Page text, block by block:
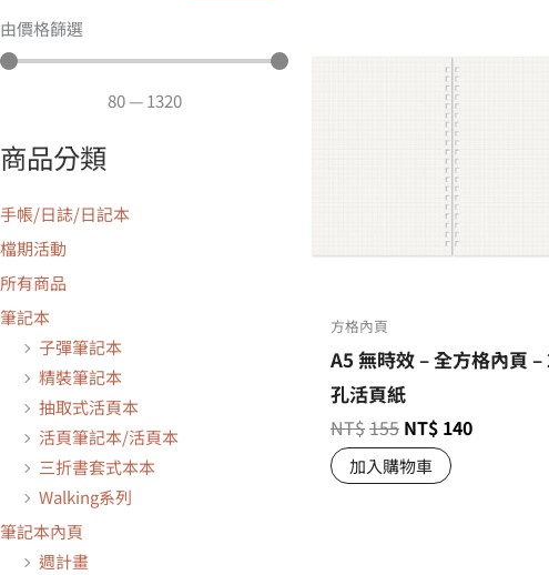
由價格篩選
80— 1320
商品分類
手帳/日誌/日記本
檔期活動
所有商品
筆記本
子彈筆記本
精裝筆記本
抽取式活頁本
活頁筆記本/活頁本
三折書套式本本
Walking系列
筆記本內頁
週計畫
方格內頁
A5 無時效 – 全方格內頁 –
孔活頁紙
NT$155 NT$ 140
加入購物車